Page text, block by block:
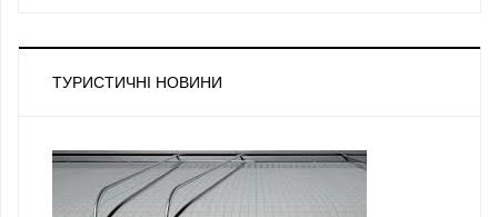
ТУРИСТИЧНІ НОВИНИ